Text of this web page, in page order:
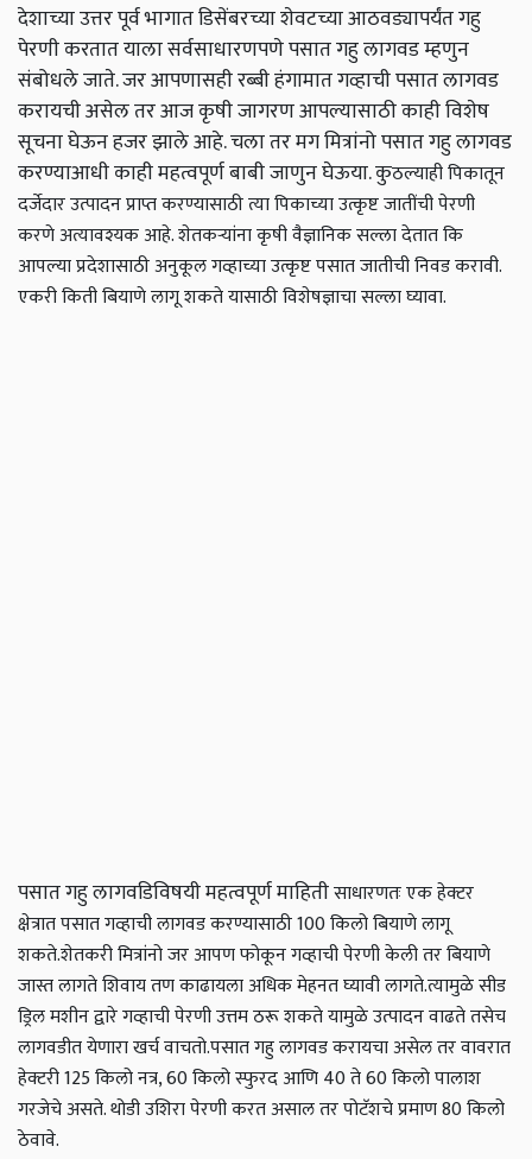
देशाच्या उत्तर पूर्व भागात डिसेंबरच्या शेवटच्या आठवड्यापर्यंत गहु
पेरणी करतात याला सर्वसाधारणपणे पसात गहु लागवड म्हणुन
संबोधले जाते. जर आपणासही रब्बी हंगामात गव्हाची पसात लागवड
करायची असेल तर आज कृषी जागरण आपल्यासाठी काही विशेष
सूचना घेऊन हजर झाले आहे. चला तर मग मित्रांनो पसात गहु लागवड
करण्याआधी काही महत्वपूर्ण बाबी जाणुन घेऊया. कुठल्याही पिकातून
दर्जेदार उत्पादन प्राप्त करण्यासाठी त्या पिकाच्या उत्कृष्ट जातींची पेरणी
करणे अत्यावश्यक आहे. शेतकऱ्यांना कृषी वैज्ञानिक सल्ला देतात कि
आपल्या प्रदेशासाठी अनुकूल गव्हाच्या उत्कृष्ट पसात जातीची निवड करावी.
एकरी किती बियाणे लागू शकते यासाठी विशेषज्ञाचा सल्ला घ्यावा.
पसात गहु लागवडिविषयी महत्वपूर्ण माहितीसाधारणतः एक हेक्टर
क्षेत्रात पसात गव्हाची लागवड करण्यासाठी 100 किलो बियाणे लागू
शकते.शेतकरी मित्रांनो जर आपण फोकून गव्हाची पेरणी केली तर बियाणे
जास्त लागते शिवाय तण काढायला अधिक मेहनत घ्यावी लागते.त्यामुळे सीड
ड्रिल मशीन द्वारे गव्हाची पेरणी उत्तम ठरू शकते यामुळे उत्पादन वाढते तसेच
लागवडीत येणारा खर्च वाचतो.पसात गहु लागवड करायचा असेल तर वावरात
हेक्टरी 125 किलो नत्र, 60 किलो स्फुरद आणि 40 ते 60 किलो पालाश
गरजेचे असते. थोडी उशिरा पेरणी करत असाल तर पोटॅशचे प्रमाण 80 किलो
ठेवावे.